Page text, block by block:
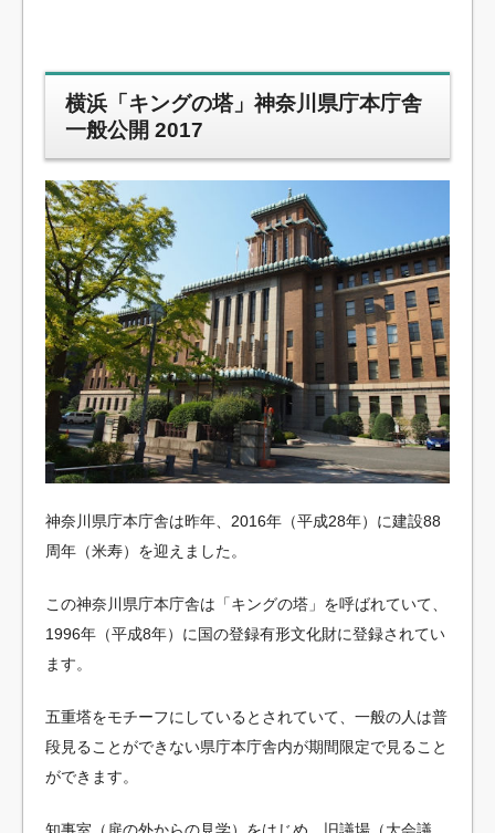
横浜「キングの塔」神奈川県庁本庁舎
一般公開 2017
神奈川県庁本庁舎は昨年、2016年（平成28年）に建設88
周年（米寿）を迎えました。
この神奈川県庁本庁舎は「キングの塔」を呼ばれていて、
1996年（平成8年）に国の登録有形文化財に登録されてい
ます。
五重塔をモチーフにしているとされていて、一般の人は普
段見ることができない県庁本庁舎内が期間限定で見ること
ができます。